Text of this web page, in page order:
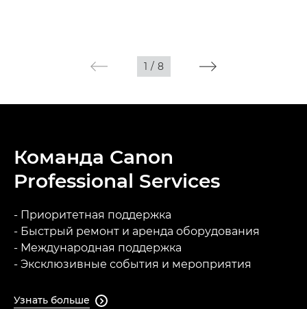
1 / 8
Команда Canon
Professional Services
- Приоритетная поддержка
- Быстрый ремонт и аренда оборудования
- Международная поддержка
- Эксклюзивные события и мероприятия
Узнать больше 